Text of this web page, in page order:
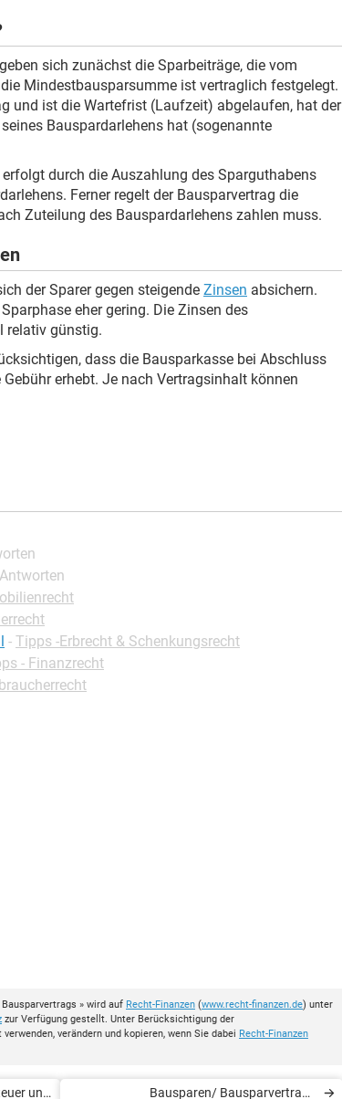
sich zunächst die Sparbeiträge, die vom
Mindestbausparsumme ist vertraglich festgelegt.
und ist die Wartefrist (Laufzeit) abgelaufen, hat der
Bauspardarlehens hat (sogenannte
durch die Auszahlung des Sparguthabens
Ferner regelt der Bausparvertrag die
Zuteilung des Bauspardarlehens zahlen muss.
der Sparer gegen steigende Zinsen absichern.
eher gering. Die Zinsen des
relativ günstig.
dass die Bausparkasse bei Abschluss
erhebt. Je nach Vertragsinhalt können
- Tipps -Erbrecht & Schenkungsrecht
- Finanzrecht
» wird auf Recht-Finanzen (www.recht-finanzen.de) unter
zur Verfügung gestellt. Unter Berücksichtigung der
verändern und kopieren, wenn Sie dabei Recht-Finanzen
und
Bausparen/ Bausparvertrag -